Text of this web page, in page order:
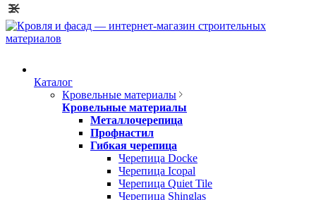
Каталог
Кровельные материалы
Кровельные материалы
Металлочерепица
Профнастил
Гибкая черепица
Черепица Docke
Черепица Icopal
Черепица Quiet Tile
Черепица Shinglas